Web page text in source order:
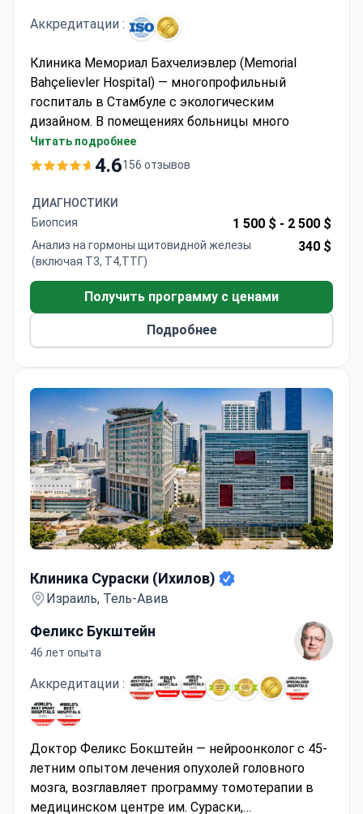
Аккредитации :
Клиника Мемориал Бахчелиэвлер (Memorial
Bahçelievler Hospital) — многопрофильный
госпиталь в Стамбуле с экологическим
дизайном. В помещениях больницы много
дневного света и зеленых зон, которые
способствуют психологическому комфорту и
Специализация клиники
кардиохирургия, ортопедия, урология,
гинекология, общая и роботизированная
хирургия.
медицинской сети Memorial, в которой
ежегодно проходят лечениеболее 1 600 000
Читать подробнее
4.6156 отзывов
ДИАГНОСТИКИ
Биопсия
1 500 $ - 2 500 $
Анализ на гормоны щитовидной железы
(включая Т3, Т4,ТТГ)
340 $
Получить программу с ценами
Подробнее
Клиника Сураски (Ихилов)
Израиль, Тель-Авив
Феликс Букштейн
46 лет опыта
Аккредитации :
Доктор Феликс Бокштейн — нейроонколог с 45-
летним опытом лечения опухолей головного
мозга, возглавляет программу томотерапии в
медицинском центре им. Сураски,